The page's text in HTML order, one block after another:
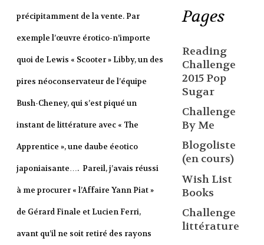
précipitamment de la vente. Par
exemple l’œuvre érotico-n’importe
quoi de Lewis « Scooter » Libby, un des
pires néoconservateur de l’équipe
Bush-Cheney, qui s’est piqué un
instant de littérature avec « The
Apprentice », une daube éeotico
japoniaisante…. Pareil, j’avais réussi
à me procurer « l’Affaire Yann Piat »
de Gérard Finale et Lucien Ferri,
avant qu’il ne soit retiré des rayons
Pages
Reading
Challenge
2015 Pop
Sugar
Challenge
By Me
Blogoliste
(en cours)
Wish List
Books
Challenge
littérature